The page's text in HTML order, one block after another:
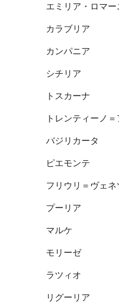
エミリア・ロマー
カラブリア
カンパニア
シチリア
トスカーナ
トレンティーノ
バジリカータ
ピエモンテ
フリウリ＝ヴェ
プーリア
マルケ
モリーゼ
ラツィオ
リグーリア